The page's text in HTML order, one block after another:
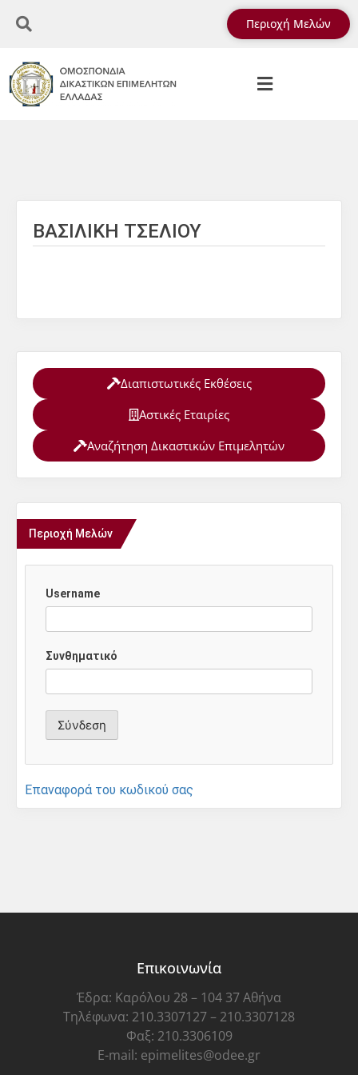
Περιοχή Μελών
ΒΑΣΙΛΙΚΗ ΤΣΕΛΙΟΥ
Διαπιστωτικές Εκθέσεις
Αστικές Εταιρίες
Αναζήτηση Δικαστικών Επιμελητών
Περιοχή Μελών
Username
Συνθηματικό
Επαναφορά του κωδικού σας
Επικοινωνία
Έδρα: Καρόλου 28 – 104 37 Αθήνα
Τηλέφωνα: 210.3307127 – 210.3307128
Φαξ: 210.3306109
E-mail: epimelites@odee.gr